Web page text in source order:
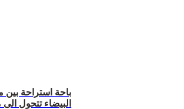
باحة استراحة بين
البيضاء تتحول الى